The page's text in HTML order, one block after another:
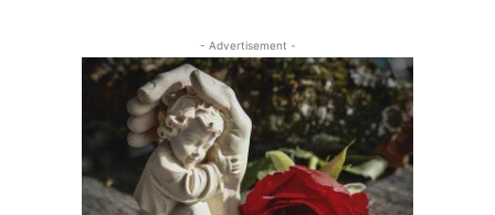
- Advertisement -